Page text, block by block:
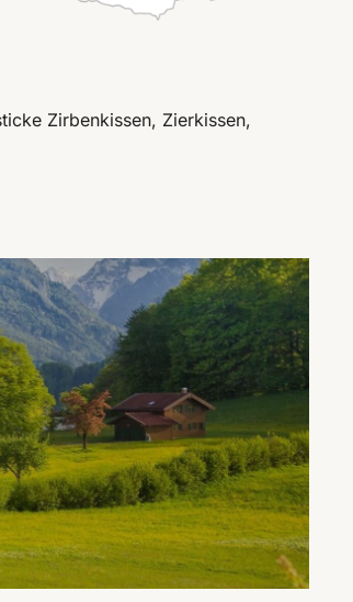
Zirbenkissen, Zierkissen,